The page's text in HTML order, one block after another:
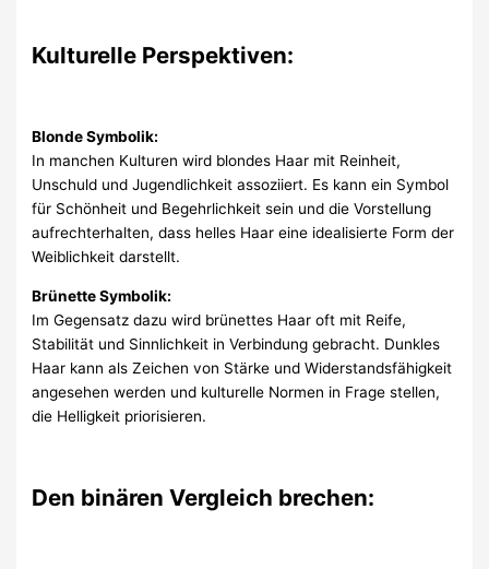
Kulturelle Perspektiven:
Blonde Symbolik:
In manchen Kulturen wird blondes Haar mit Reinheit,
Unschuld und Jugendlichkeit assoziiert. Es kann ein Symbol
für Schönheit und Begehrlichkeit sein und die Vorstellung
aufrechterhalten, dass helles Haar eine idealisierte Form der
Weiblichkeit darstellt.
Brünette Symbolik:
Im Gegensatz dazu wird brünettes Haar oft mit Reife,
Stabilität und Sinnlichkeit in Verbindung gebracht. Dunkles
Haar kann als Zeichen von Stärke und Widerstandsfähigkeit
angesehen werden und kulturelle Normen in Frage stellen,
die Helligkeit priorisieren.
Den binären Vergleich brechen: